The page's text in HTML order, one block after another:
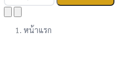
หน้าแรก